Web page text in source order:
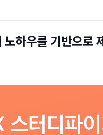
하우를 기반으로